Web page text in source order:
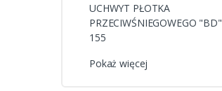
UCHWYT PŁOTKA
PRZECIWŚNIEGOWEGO "BD"
155
Pokaż więcej